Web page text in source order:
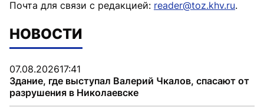
Почта для связи с редакцией: reader@toz.khv.ru.
НОВОСТИ
07.08.202617:41
Здание, где выступал Валерий Чкалов, спасают от
разрушения в Николаевске